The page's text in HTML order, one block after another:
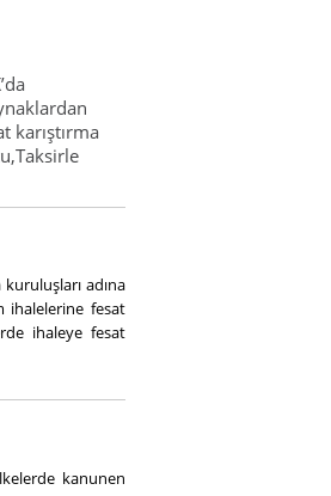
karıştırma
adına
ihalelerine fesat
ihaleye fesat
kanunen